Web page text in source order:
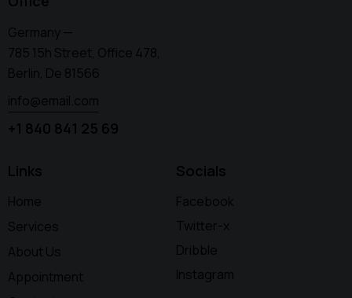
Germany —
785 15h Street, Office 478,
Berlin, De 81566
info@email.com
+1 840 841 25 69
Links
Home
Services
About Us
Appointment
Socials
Facebook
Twitter-x
Dribble
Instagram